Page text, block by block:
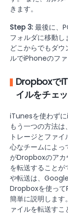
きます。
Step 3: 最後に、
フォルダに移動
どこからでもダ
ルでiPhoneのファ
Dropboxで
イルをチェ
iTunesを使わず
もう一つの方法
トレージとファ
心なチームによ
がDropboxのアカ
を転送すること
や転送は、
Dropboxを使って
簡単に説明しま
ァイルを転送すこ